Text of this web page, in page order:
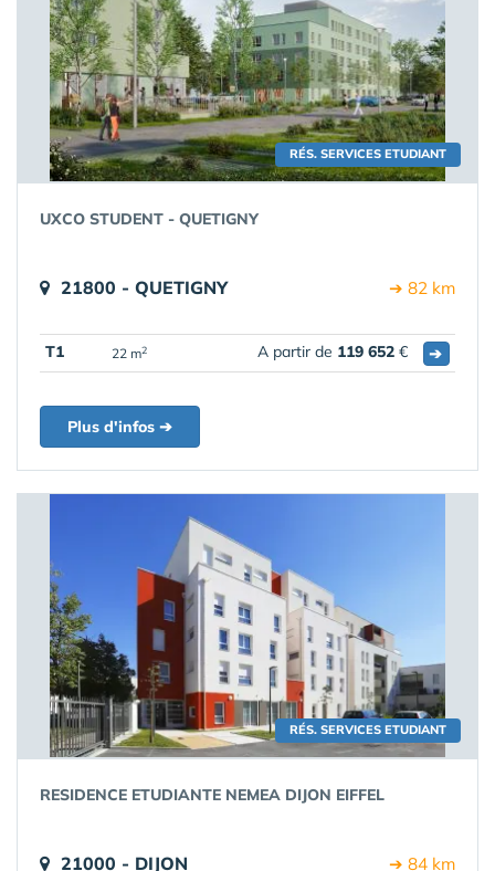
RÉS. SERVICES ETUDIANT
UXCO STUDENT - QUETIGNY
21800 - QUETIGNY ➔ 82 km
T1 22 m2 A partir de 119 652 € ➔
Plus d'infos ➔
RÉS. SERVICES ETUDIANT
RESIDENCE ETUDIANTE NEMEA DIJON EIFFEL
21000 - DIJON ➔ 84 km